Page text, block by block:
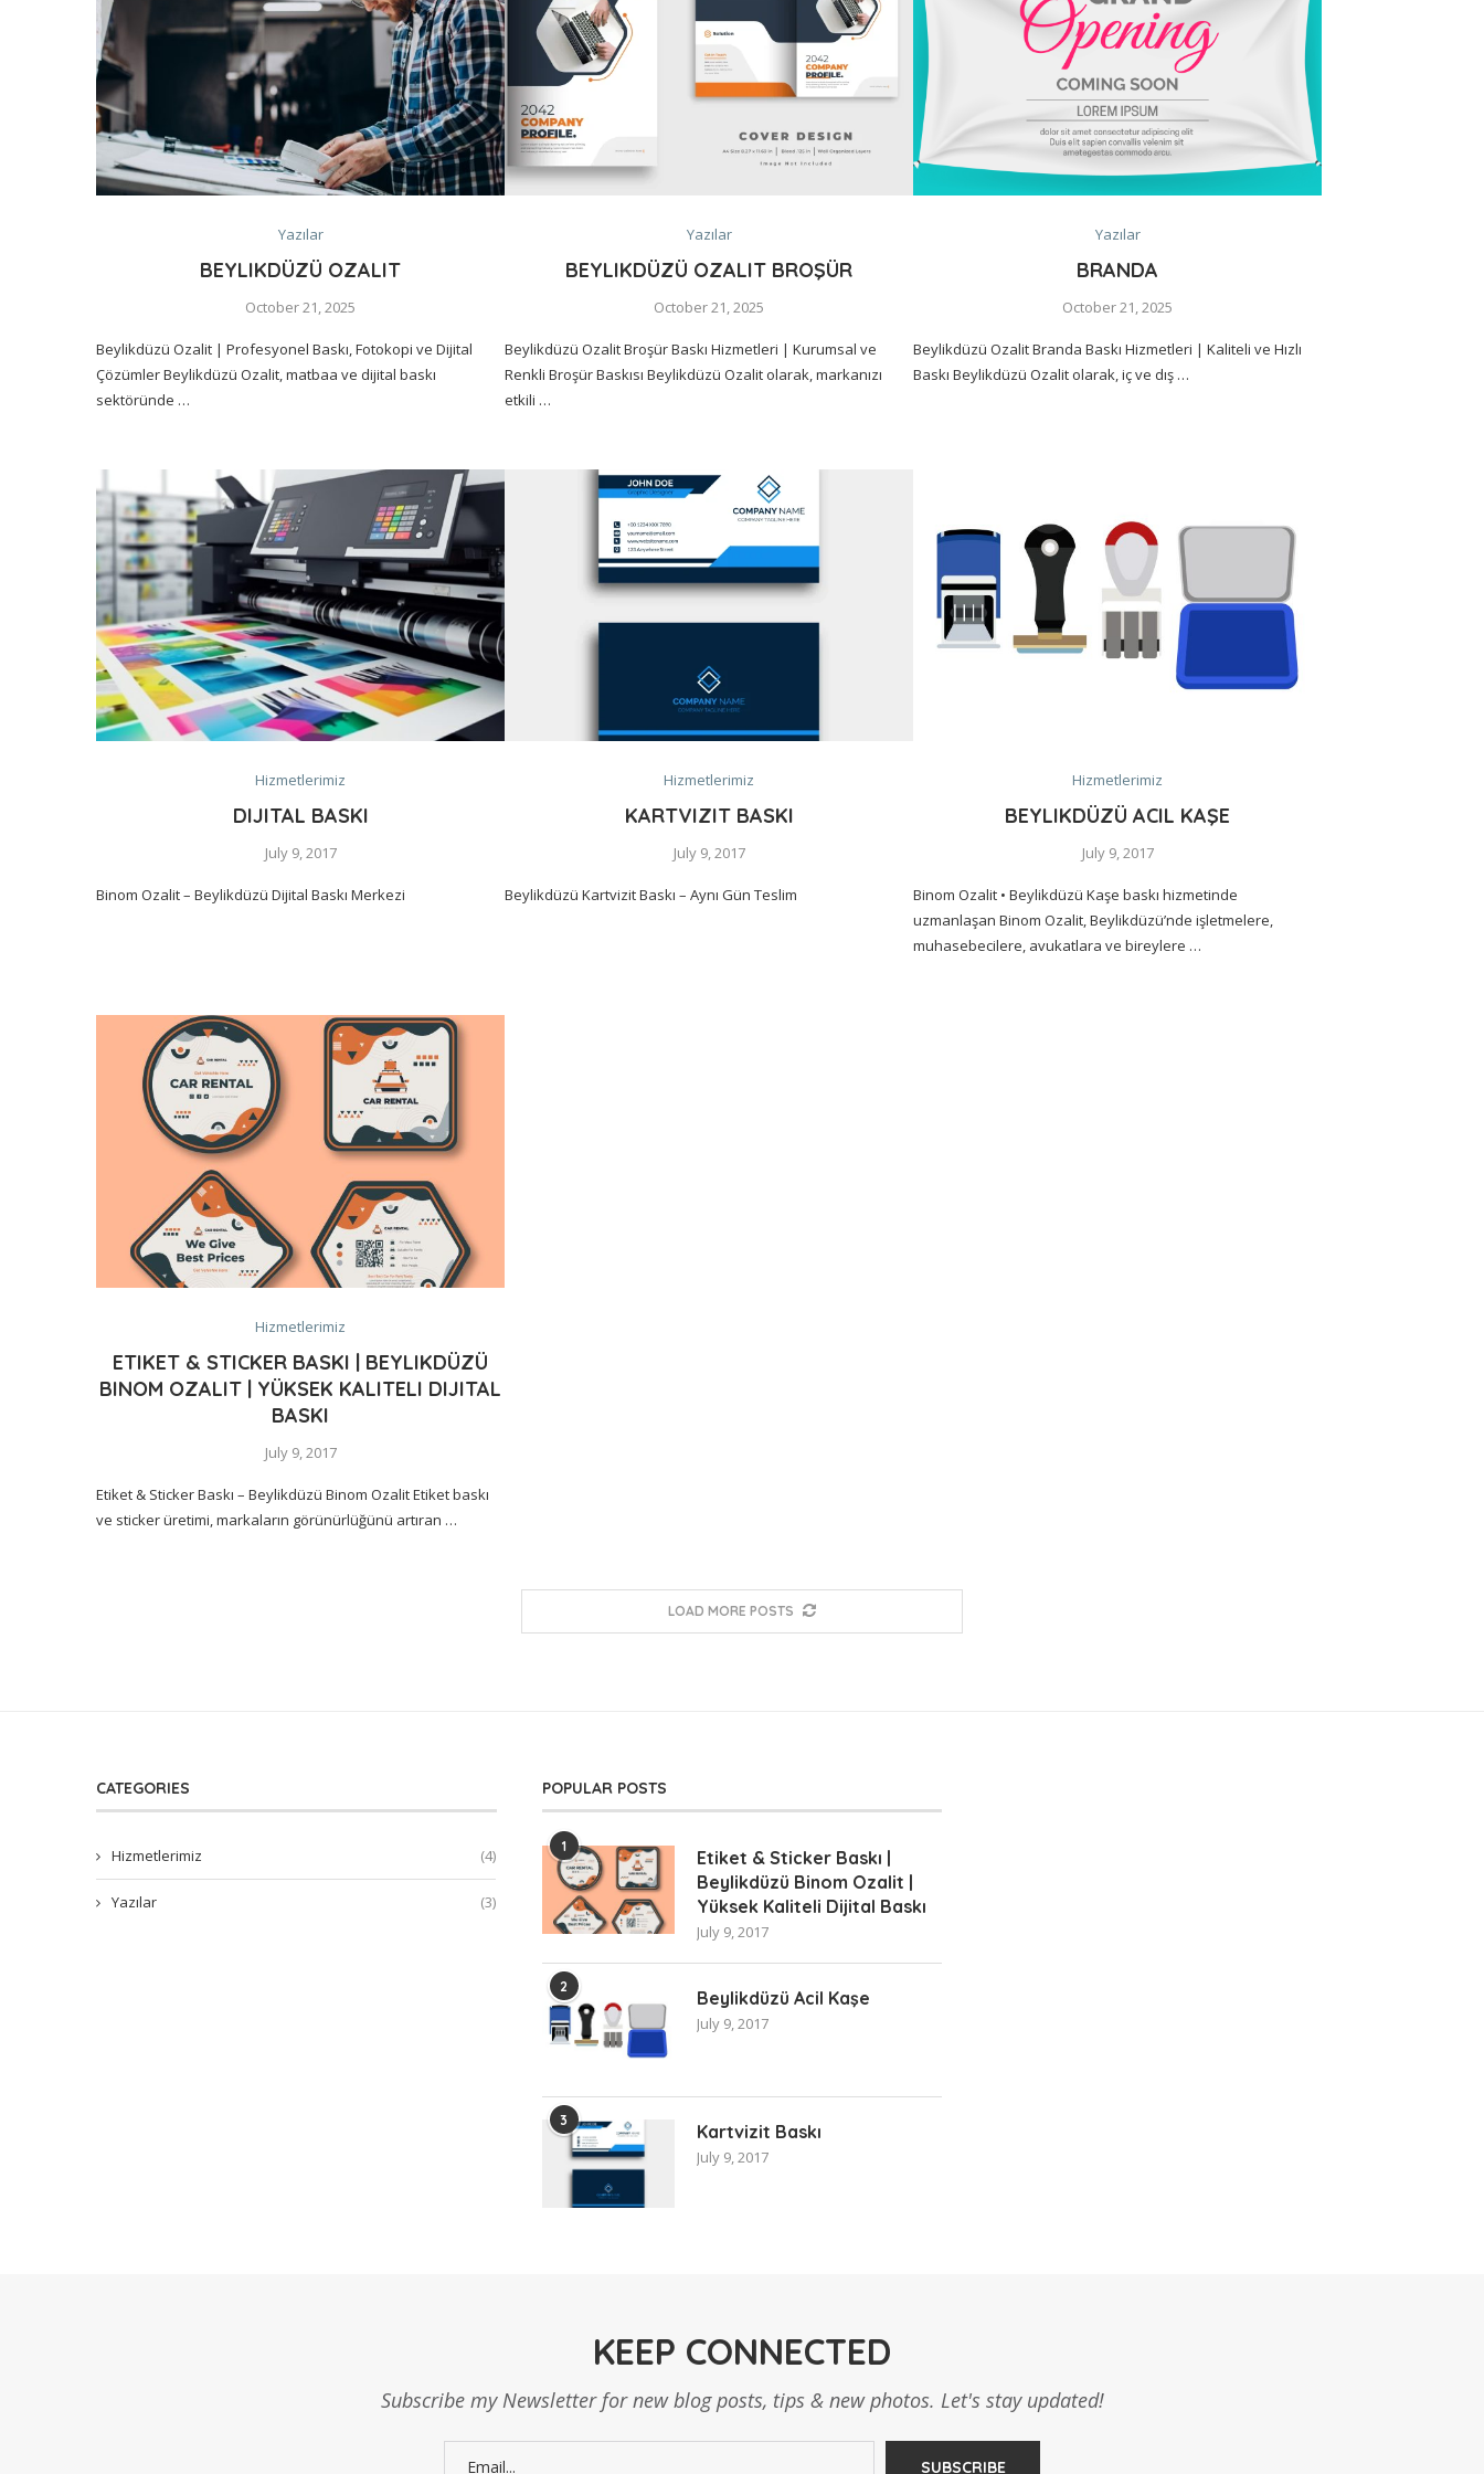
Yazılar
BEYLIKDÜZÜ OZALIT
October 21, 2025
Beylikdüzü Ozalit | Profesyonel Baskı, Fotokopi ve Dijital
Çözümler Beylikdüzü Ozalit, matbaa ve dijital baskı
sektöründe …
Yazılar
BEYLIKDÜZÜ OZALIT BROŞÜR
October 21, 2025
Beylikdüzü Ozalit Broşür Baskı Hizmetleri | Kurumsal ve
Renkli Broşür Baskısı Beylikdüzü Ozalit olarak, markanızı
etkili …
Yazılar
BRANDA
October 21, 2025
Beylikdüzü Ozalit Branda Baskı Hizmetleri | Kaliteli ve Hızlı
Baskı Beylikdüzü Ozalit olarak, iç ve dış …
Hizmetlerimiz
DIJITAL BASKI
July 9, 2017
Binom Ozalit – Beylikdüzü Dijital Baskı Merkezi
Hizmetlerimiz
KARTVIZIT BASKI
July 9, 2017
Beylikdüzü Kartvizit Baskı – Aynı Gün Teslim
Hizmetlerimiz
BEYLIKDÜZÜ ACIL KAŞE
July 9, 2017
Binom Ozalit • Beylikdüzü Kaşe baskı hizmetinde
uzmanlaşan Binom Ozalit, Beylikdüzü’nde işletmelere,
muhasebecilere, avukatlara ve bireylere …
Hizmetlerimiz
ETIKET & STICKER BASKI | BEYLIKDÜZÜ
BINOM OZALIT | YÜKSEK KALITELI DIJITAL
BASKI
July 9, 2017
Etiket & Sticker Baskı – Beylikdüzü Binom Ozalit Etiket baskı
ve sticker üretimi, markaların görünürlüğünü artıran …
LOAD MORE POSTS
CATEGORIES
Hizmetlerimiz (4)
Yazılar (3)
POPULAR POSTS
1
Etiket & Sticker Baskı |
Beylikdüzü Binom Ozalit |
Yüksek Kaliteli Dijital Baskı
July 9, 2017
2 Beylikdüzü Acil Kaşe
July 9, 2017
3 Kartvizit Baskı
July 9, 2017
KEEP CONNECTED
Subscribe my Newsletter for new blog posts, tips & new photos. Let's stay updated!